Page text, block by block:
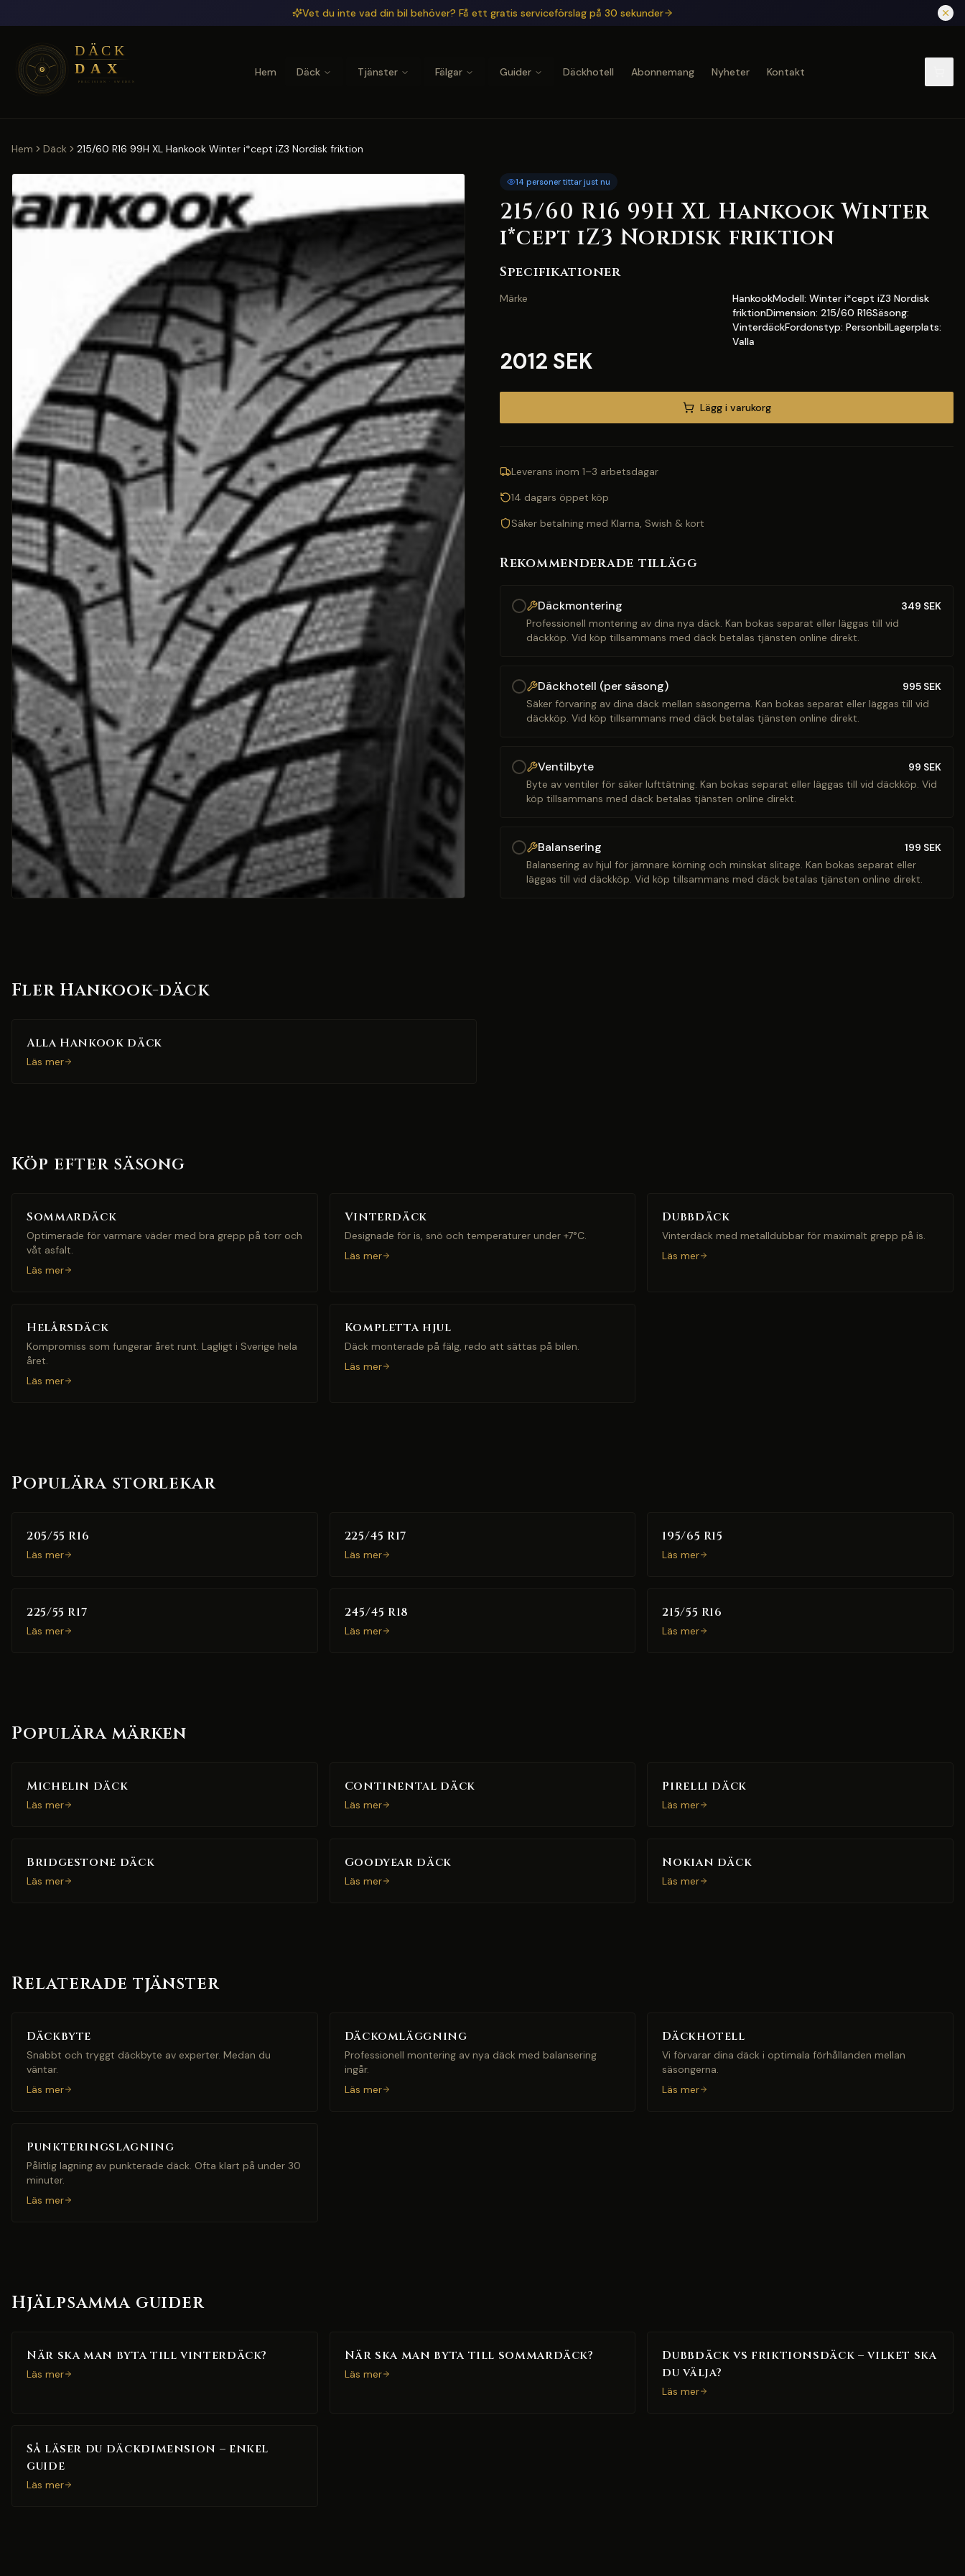
Vet du inte vad din bil behöver? Få ett gratis serviceförslag på 30 sekunder
Hem Däck Tjänster Fälgar Guider Däckhotell Abonnemang Nyheter Kontakt
Hem Däck 215/60 R16 99H XL Hankook Winter i*cept iZ3 Nordisk friktion
14 personer tittar just nu
215/60 R16 99H XL Hankook Winter
i*cept iZ3 Nordisk friktion
Specifikationer
Märke
HankookModell: Winter i*cept iZ3 Nordisk
friktionDimension: 215/60 R16Säsong:
VinterdäckFordonstyp: PersonbilLagerplats:
Valla
2012 SEK
Lägg i varukorg
Leverans inom 1–3 arbetsdagar
14 dagars öppet köp
Säker betalning med Klarna, Swish & kort
Rekommenderade tillägg
Däckmontering 349 SEK
Professionell montering av dina nya däck. Kan bokas separat eller läggas till vid
däckköp. Vid köp tillsammans med däck betalas tjänsten online direkt.
Däckhotell (per säsong) 995 SEK
Säker förvaring av dina däck mellan säsongerna. Kan bokas separat eller läggas till vid
däckköp. Vid köp tillsammans med däck betalas tjänsten online direkt.
Ventilbyte 99 SEK
Byte av ventiler för säker lufttätning. Kan bokas separat eller läggas till vid däckköp. Vid
köp tillsammans med däck betalas tjänsten online direkt.
Balansering 199 SEK
Balansering av hjul för jämnare körning och minskat slitage. Kan bokas separat eller
läggas till vid däckköp. Vid köp tillsammans med däck betalas tjänsten online direkt.
Fler Hankook-däck
Alla Hankook däck
Läs mer
Köp efter säsong
Sommardäck
Optimerade för varmare väder med bra grepp på torr och
våt asfalt.
Läs mer
Vinterdäck
Designade för is, snö och temperaturer under +7°C.
Läs mer
Dubbdäck
Vinterdäck med metalldubbar för maximalt grepp på is.
Läs mer
Helårsdäck
Kompromiss som fungerar året runt. Lagligt i Sverige hela
året.
Läs mer
Kompletta hjul
Däck monterade på fälg, redo att sättas på bilen.
Läs mer
Populära storlekar
205/55 R16
Läs mer
225/45 R17
Läs mer
195/65 R15
Läs mer
225/55 R17
Läs mer
245/45 R18
Läs mer
215/55 R16
Läs mer
Populära märken
Michelin däck
Läs mer
Continental däck
Läs mer
Pirelli däck
Läs mer
Bridgestone däck
Läs mer
Goodyear däck
Läs mer
Nokian däck
Läs mer
Relaterade tjänster
Däckbyte
Snabbt och tryggt däckbyte av experter. Medan du
väntar.
Läs mer
Däckomläggning
Professionell montering av nya däck med balansering
ingår.
Läs mer
Däckhotell
Vi förvarar dina däck i optimala förhållanden mellan
säsongerna.
Läs mer
Punkteringslagning
Pålitlig lagning av punkterade däck. Ofta klart på under 30
minuter.
Läs mer
Hjälpsamma guider
När ska man byta till vinterdäck?
Läs mer
När ska man byta till sommardäck?
Läs mer
Dubbdäck vs friktionsdäck – vilket ska
du välja?
Läs mer
Så läser du däckdimension – enkel
guide
Läs mer